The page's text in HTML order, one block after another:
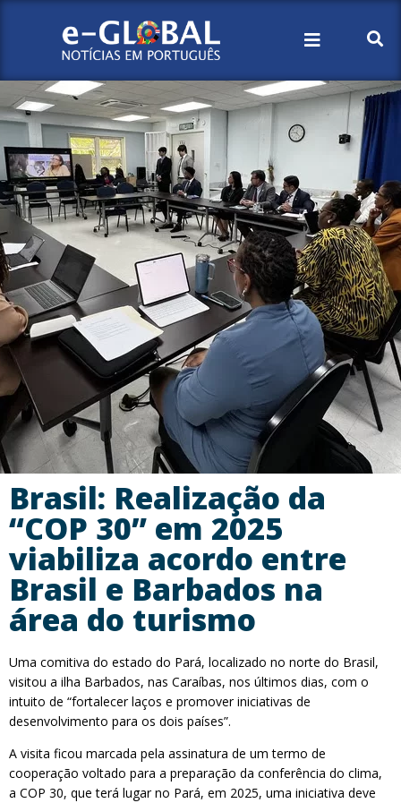
Brasil: Realização da
“COP 30” em 2025
viabiliza acordo entre
Brasil e Barbados na
área do turismo
Uma comitiva do estado do Pará, localizado no norte do Brasil,
visitou a ilha Barbados, nas Caraíbas, nos últimos dias, com o
intuito de “fortalecer laços e promover iniciativas de
desenvolvimento para os dois países”.
A visita ficou marcada pela assinatura de um termo de
cooperação voltado para a preparação da conferência do clima,
a COP 30, que terá lugar no Pará, em 2025, uma iniciativa deve